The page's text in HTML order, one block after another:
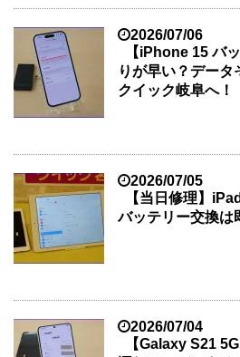
2026/07/06
【iPhone 15 バ
りが早い？データ
クイック岐阜へ！
2026/07/05
【当日修理】
バッテリー交換は
2026/07/04
【Galaxy S21